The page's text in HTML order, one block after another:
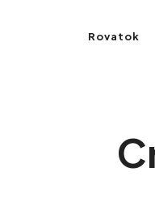
Rovatok